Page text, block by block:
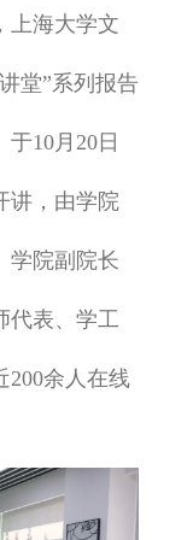
上海大学文
堂”系列报告
于10月20日
讲，由学院
学院副院长
代表、学工
200余人在线